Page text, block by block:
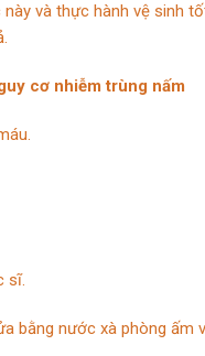
và thực hành vệ sinh
cơ nhiễm trùng nấm
sĩ.
bằng nước xà phòng ấm